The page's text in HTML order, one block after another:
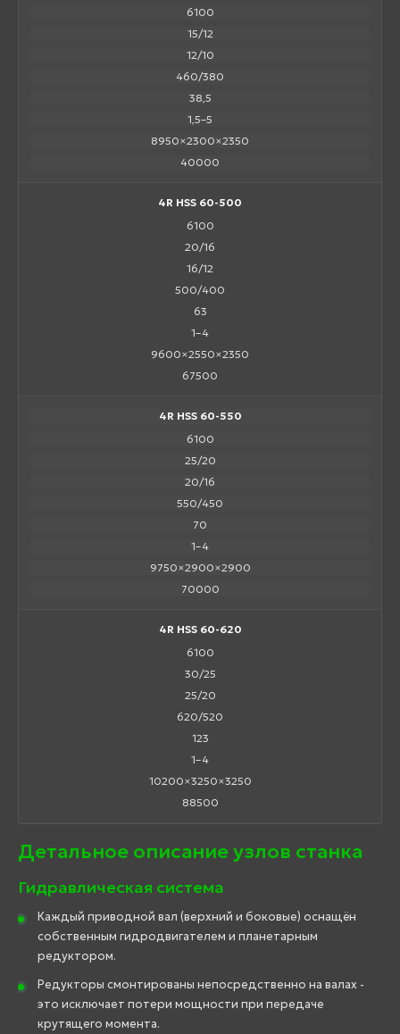
6100
15/12
12/10
460/380
38,5
1,5–5
8950×2300×2350
40000
4R HSS 60-500
6100
20/16
16/12
500/400
63
1–4
9600×2550×2350
67500
4R HSS 60-550
6100
25/20
20/16
550/450
70
1–4
9750×2900×2900
70000
4R HSS 60-620
6100
30/25
25/20
620/520
123
1–4
10200×3250×3250
88500
Детальное описание узлов станка
Гидравлическая система
Каждый приводной вал (верхний и боковые) оснащён
собственным гидродвигателем и планетарным
редуктором.
Редукторы смонтированы непосредственно на валах -
это исключает потери мощности при передаче
крутящего момента.